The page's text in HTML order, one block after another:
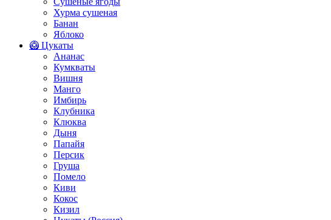
Хурма сушеная
Банан
Яблоко
🥝 Цукаты
Ананас
Кумкваты
Вишня
Манго
Имбирь
Клубника
Клюква
Дыня
Папайя
Персик
Груша
Помело
Киви
Кокос
Кизил